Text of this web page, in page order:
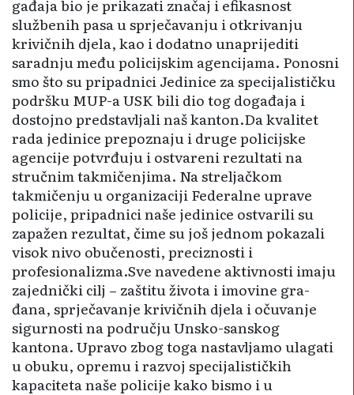
gađaja bio je prikazati značaj i efika­­snost
službenih pasa u sprje­čavanju i otkrivanju
krivičnih djela, kao i dodatno unaprijediti
saradnju među policijskim agencijama. Po­no­sni
smo što su pripadnici Jedi­nice za specijalističku
podršku MUP-a USK bili dio tog događaja i
dostojno predstavljali naš kanton.Da kvalitet
rada jedinice prepoznaju i druge policijske
agencije potvrđuju i ostvareni rezultati na
stručnim takmičenjima. Na strelja­čkom
takmičenju u organizaciji Federalne uprave
policije, pripadnici naše jedinice ostvarili su
zapa­žen rezultat, čime su još jednom pokazali
visok nivo obučenosti, preciznosti i
profesionalizma.Sve navedene aktivnosti imaju
zajedni­čki cilj – zaštitu života i imovine gra­
đana, sprječavanje krivičnih djela i očuvanje
sigurnosti na području Unsko-sanskog
kantona. Upravo zbog toga nastavljamo ulagati
u obuku, opremu i razvoj specijali­stičkih
kapaciteta naše policije kako bismo i u